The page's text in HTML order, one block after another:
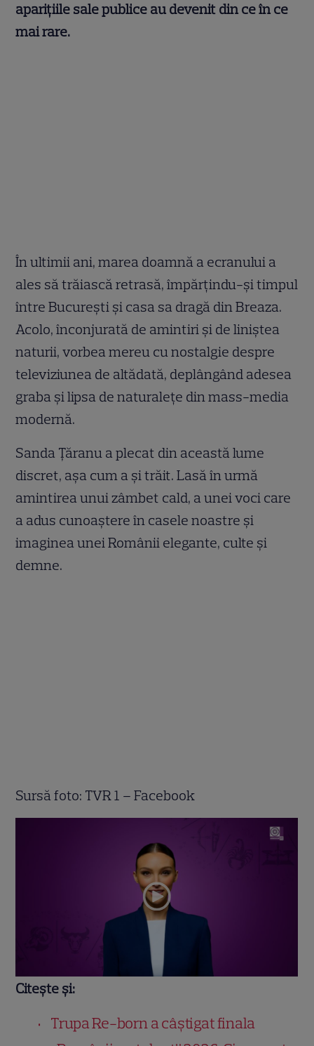
aparițiile sale publice au devenit din ce în ce
mai rare.
În ultimii ani, marea doamnă a ecranului a
ales să trăiască retrasă, împărțindu-și timpul
între București și casa sa dragă din Breaza.
Acolo, înconjurată de amintiri și de liniștea
naturii, vorbea mereu cu nostalgie despre
televiziunea de altădată, deplângând adesea
graba și lipsa de naturalețe din mass-media
modernă.
Sanda Țăranu a plecat din această lume
discret, așa cum a și trăit. Lasă în urmă
amintirea unui zâmbet cald, a unei voci care
a adus cunoaștere în casele noastre și
imaginea unei Românii elegante, culte și
demne.
Sursă foto: TVR 1 – Facebook
Citește și:
Trupa Re-born a câștigat finala